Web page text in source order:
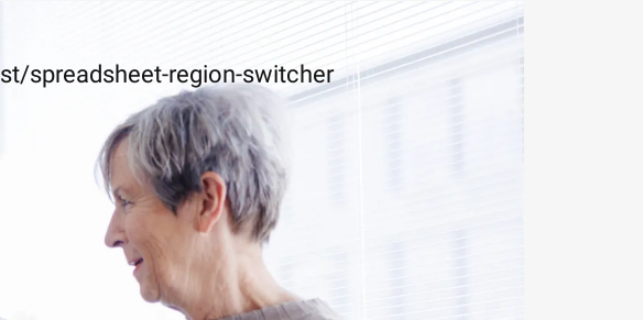
spreadsheet-region-switcher